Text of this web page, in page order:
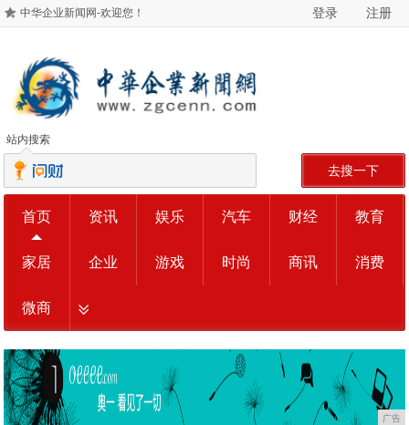
中华企业新闻网-欢迎您！ 登录 注册
站内搜索
去搜一下
首页 资讯 娱乐 汽车 财经 教育
家居 企业 游戏 时尚 商讯 消费
微商
广告